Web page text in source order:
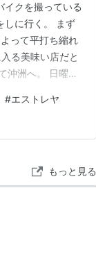
イクを撮っている
しに行く。 まず
って平打ち縮れ
る美味い店だと
沖洲へ。 日曜日
結構気を使う。
#エストレヤ
もっと見る